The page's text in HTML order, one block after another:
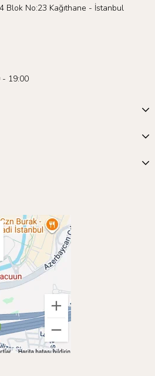
Blok No:23 Kağıthane - İstanbul
- 19:00